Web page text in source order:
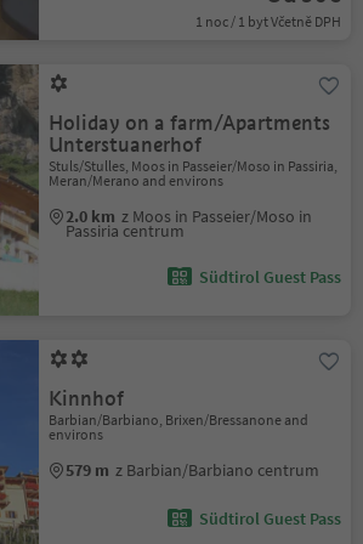
1 noc / 1 byt Včetně DPH
Holiday on a farm/Apartments
Unterstuanerhof
Stuls/Stulles, Moos in Passeier/Moso in Passiria,
Meran/Merano and environs
2.0 km z Moos in Passeier/Moso in
Passiria centrum
Südtirol Guest Pass
Kinnhof
Barbian/Barbiano, Brixen/Bressanone and
environs
579 m z Barbian/Barbiano centrum
Südtirol Guest Pass